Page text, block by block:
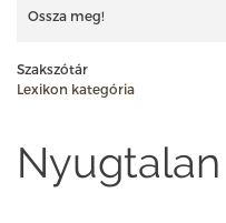
Ossza meg!
Szakszótár
Lexikon kategória